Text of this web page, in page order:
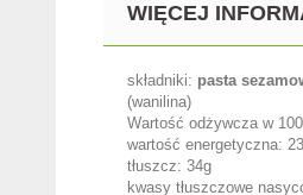
WIĘCEJ
składniki: pasta
(wanilina)
Wartość odżywcza w
wartość energetyczna:
tłuszcz: 34g
kwasy tłuszczowe